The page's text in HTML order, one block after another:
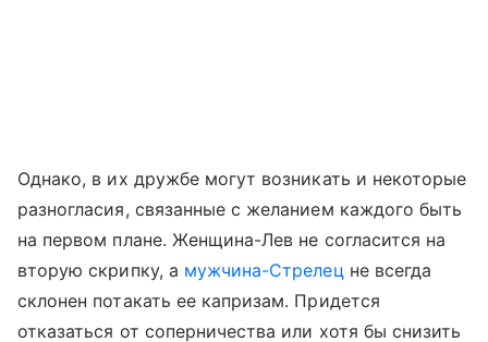
Однако, в их дружбе могут возникать и некоторые
разногласия, связанные с желанием каждого быть
на первом плане. Женщина-Лев не согласится на
вторую скрипку, а мужчина-Стрелец не всегда
склонен потакать ее капризам. Придется
отказаться от соперничества или хотя бы снизить